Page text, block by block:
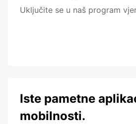
Uključite se u naš program
Iste pametne
mobilnosti.